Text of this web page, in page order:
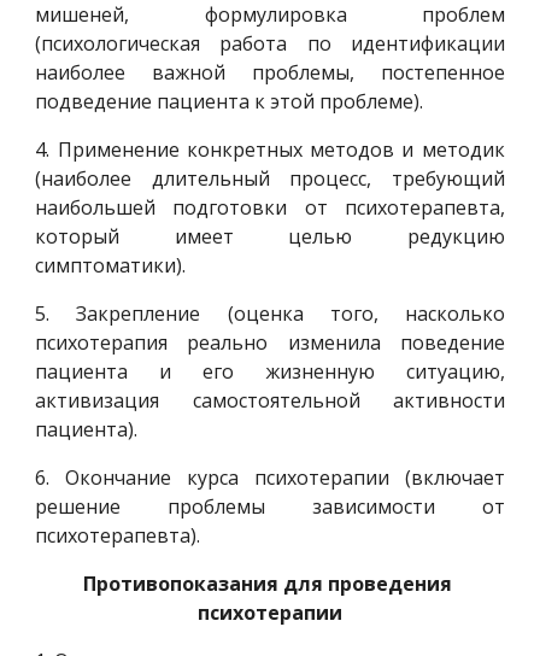
мишеней, формулировка проблем
(психологическая работа по идентификации
наиболее важной проблемы, постепенное
подведение пациента к этой проблеме).
4. Применение конкретных методов и методик
(наиболее длительный процесс, требующий
наибольшей подготовки от психотерапевта,
который имеет целью редукцию
симптоматики).
5. Закрепление (оценка того, насколько
психотерапия реально изменила поведение
пациента и его жизненную ситуацию,
активизация самостоятельной активности
пациента).
6. Окончание курса психотерапии (включает
решение проблемы зависимости от
психотерапевта).
Противопоказания для проведения
психотерапии